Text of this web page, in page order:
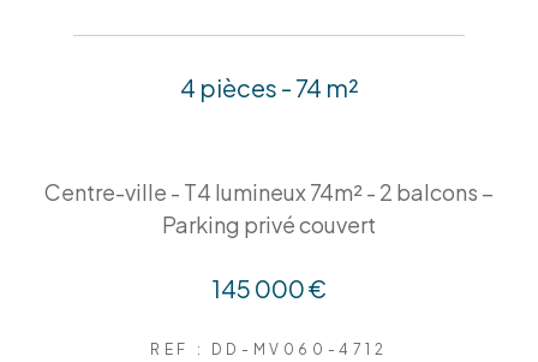
4 pièces - 74 m²
Centre-ville - T4 lumineux 74m² - 2 balcons –
Parking privé couvert
145 000 €
REF : DD-MV060-4712